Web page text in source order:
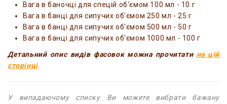
Вага в баночці для спецій об'ємом 100 мл - 10 г
Вага в банці для сипучих об'ємом 250 мл - 25 г
Вага в банці для сипучих об'ємом 500 мл - 50 г
Вага в банці для сипучих об'ємом 1000 мл - 100 г
Детальний опис видів фасовок можна прочитати на цій
сторінці
У випадаючому списку Ви можете вибрати бажану